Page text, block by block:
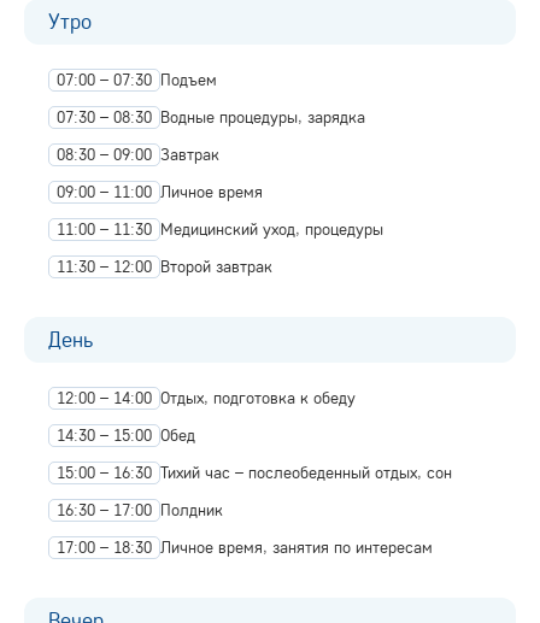
Утро
07:00 – 07:30 Подъем
07:30 – 08:30 Водные процедуры, зарядка
08:30 – 09:00 Завтрак
09:00 – 11:00 Личное время
11:00 – 11:30 Медицинский уход, процедуры
11:30 – 12:00 Второй завтрак
День
12:00 – 14:00 Отдых, подготовка к обеду
14:30 – 15:00 Обед
15:00 – 16:30 Тихий час – послеобеденный отдых, сон
16:30 – 17:00 Полдник
17:00 – 18:30 Личное время, занятия по интересам